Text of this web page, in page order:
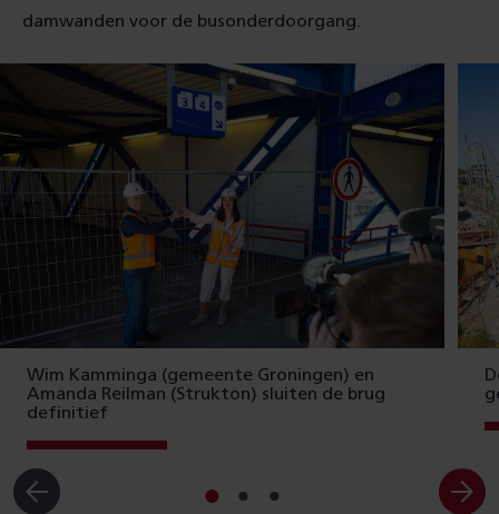
damwanden voor de busonderdoorgang.
Wim Kamminga (gemeente Groningen) en
Amanda Reilman (Strukton) sluiten de brug
definitief
Ga
Ga
Ga